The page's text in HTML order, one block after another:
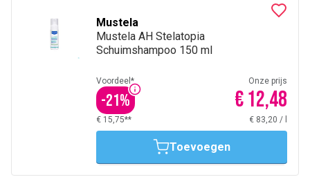
Mustela
Mustela AH Stelatopia
Schuimshampoo 150 ml
Voordeel*
-21%
Onze prijs
€ 12,48
€ 15,75** € 83,20 /
Toevoegen